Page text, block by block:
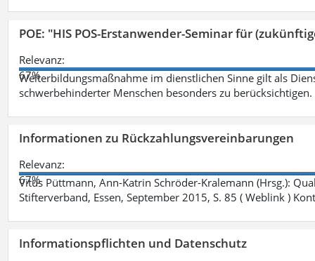
POE: "HIS POS-Erstanwender-Seminar für
Relevanz:
67%
Weiterbildungsmaßnahme im dienstlichen Sinne gilt als
schwerbehinderter Menschen besonders zu berücksichtigen.
Informationen zu Rückzahlungsvereinbarungen
Relevanz:
67%
Vitus Püttmann, Ann-Katrin Schröder-Kralemann (Hrsg.):
Stifterverband, Essen, September 2015, S. 85 ( Weblink )
Informationspflichten und Datenschutz